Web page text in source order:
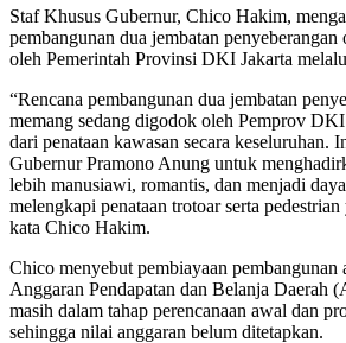
Staf Khusus Gubernur, Chico Hakim,
pembangunan dua jembatan
oleh Pemerintah Provinsi DKI Jakarta
“Rencana pembangunan dua jembatan
memang sedang digodok oleh Pemprov DKI
dari penataan kawasan secara keseluruhan.
Gubernur Pramono Anung untuk
lebih manusiawi, romantis, dan menjadi
melengkapi penataan trotoar serta
kata Chico Hakim.
Chico menyebut pembiayaan pembangunan
Anggaran Pendapatan dan Belanja Daerah
masih dalam tahap perencanaan awal dan
sehingga nilai anggaran belum ditetapkan.